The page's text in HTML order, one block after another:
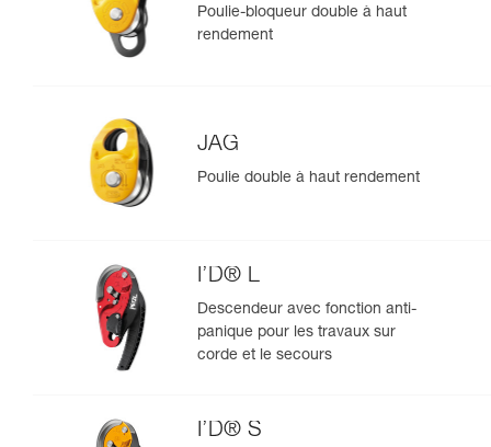
Poulie-bloqueur double à haut
rendement
JAG
Poulie double à haut rendement
I’D® L
Descendeur avec fonction anti-
panique pour les travaux sur
corde et le secours
I’D® S